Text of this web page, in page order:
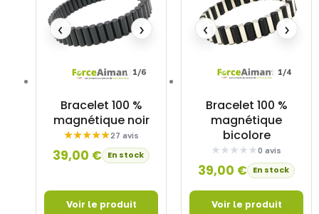
Bracelet 100 %
magnétique noir
27 avis
39,00 € En stock
‹ ›
1/6
Bracelet 100 %
magnétique
bicolore
0 avis
39,00 € En stock
‹ ›
1/4